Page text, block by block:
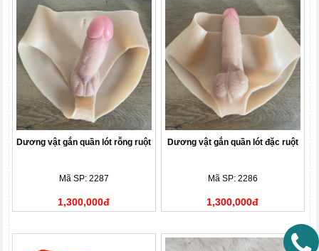
Dương vật gắn quần lót rỗng ruột
Mã SP: 2287
1,300,000đ
Dương vật gắn quần lót đặc ruột
Mã SP: 2286
1,300,000đ